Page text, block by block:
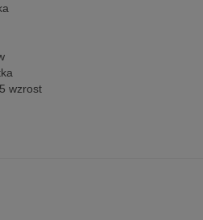
wzrost